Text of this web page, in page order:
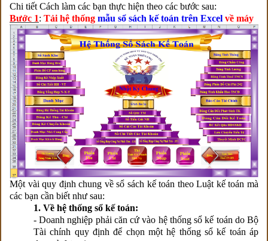
Chi tiết Cách làm các bạn thực hiện theo các bước sau:
Bước 1: Tải hệ thống mẫu sổ sách kế toán trên Excel về máy
Một vài quy định chung về sổ sách kế toán theo Luật kế toán mà
các bạn cần biết như sau:
1. Về hệ thống sổ kế toán:
- Doanh nghiệp phải căn cứ vào hệ thống sổ kế toán do Bộ
Tài chính quy định để chọn một hệ thống sổ kế toán áp